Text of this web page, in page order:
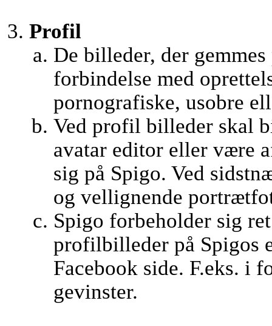
Profil
De billeder, der
forbindelse med
pornografiske, usobre
Ved profil billeder skal
avatar editor eller være
sig på Spigo. Ved
og vellignende
Spigo forbeholder sig
profilbilleder på Spigos
Facebook side. F.eks. i
gevinster.